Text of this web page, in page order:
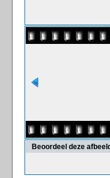
Beoordeel deze